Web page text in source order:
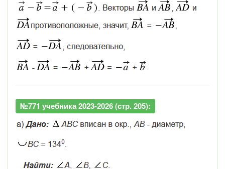
№771 учебника 2023-2026 (стр. 205):